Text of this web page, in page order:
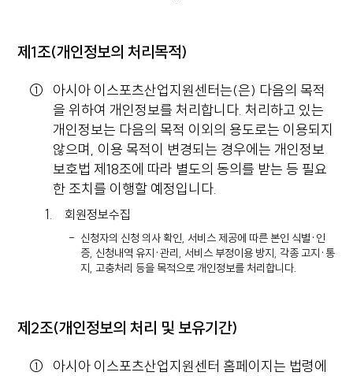
제1조(개인정보의 처리목적)
아시아 이스포츠산업지원센터는(은) 다음의 목적
을 위하여 개인정보를 처리합니다. 처리하고 있는
개인정보는 다음의 목적 이외의 용도로는 이용되지
않으며, 이용 목적이 변경되는 경우에는 개인정보
보호법 제18조에 따라 별도의 동의를 받는 등 필요
한 조치를 이행할 예정입니다.
회원정보수집
신청자의 신청 의사 확인, 서비스 제공에 따른 본인 식별·인
증, 신청내역 유지·관리, 서비스 부정이용 방지, 각종 고지·통
지, 고충처리 등을 목적으로 개인정보를 처리합니다.
제2조(개인정보의 처리 및 보유기간)
아시아 이스포츠산업지원센터 홈페이지는 법령에